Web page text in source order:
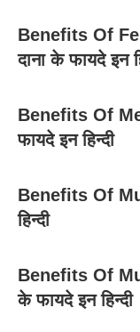
Benefits Of
दाना के फायदे इन
Benefits Of
फायदे इन हिन्दी
Benefits Of
हिन्दी
Benefits Of
के फायदे इन हिन्दी